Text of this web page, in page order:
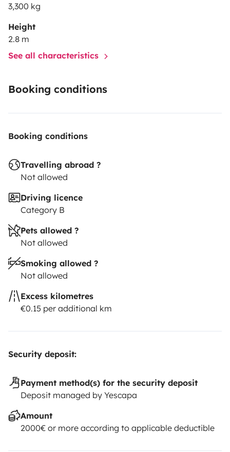
3,300 kg
Height
2.8 m
See all characteristics
Booking conditions
Booking conditions
Travelling abroad ?
Not allowed
Driving licence
Category B
Pets allowed ?
Not allowed
Smoking allowed ?
Not allowed
Excess kilometres
€0.15 per additional km
Security deposit:
Payment method(s) for the security deposit
Deposit managed by Yescapa
Amount
2000€ or more according to applicable deductible